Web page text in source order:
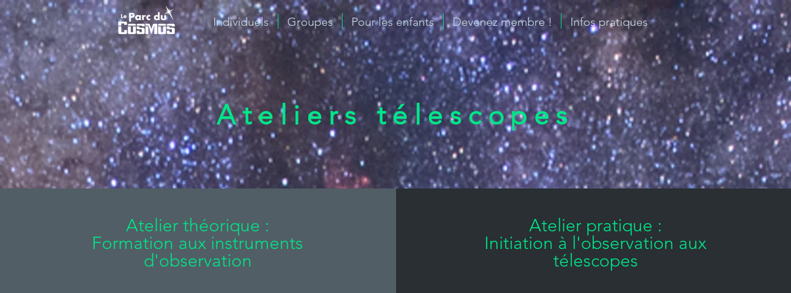
Individuels Groupes Pour les enfants Devenez membre ! Infos pratiques
Ateliers télescopes
Atelier théorique :
Formation aux instruments
d'observation
Atelier pratique :
Initiation à l'observation aux
télescopes